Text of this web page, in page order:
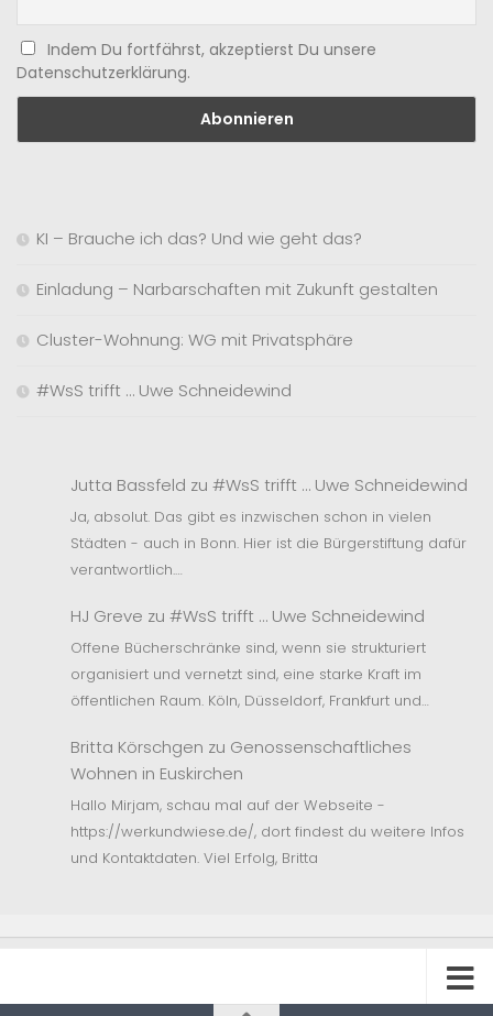
Indem Du fortfährst, akzeptierst Du unsere
Datenschutzerklärung.
KI – Brauche ich das? Und wie geht das?
Einladung – Narbarschaften mit Zukunft gestalten
Cluster-Wohnung: WG mit Privatsphäre
#WsS trifft … Uwe Schneidewind
Jutta Bassfeld zu #WsS trifft … Uwe Schneidewind
Ja, absolut. Das gibt es inzwischen schon in vielen
Städten - auch in Bonn. Hier ist die Bürgerstiftung dafür
verantwortlich.…
HJ Greve zu #WsS trifft … Uwe Schneidewind
Offene Bücherschränke sind, wenn sie strukturiert
organisiert und vernetzt sind, eine starke Kraft im
öffentlichen Raum. Köln, Düsseldorf, Frankfurt und…
Britta Körschgen zu Genossenschaftliches
Wohnen in Euskirchen
Hallo Mirjam, schau mal auf der Webseite -
https://werkundwiese.de/, dort findest du weitere Infos
und Kontaktdaten. Viel Erfolg, Britta